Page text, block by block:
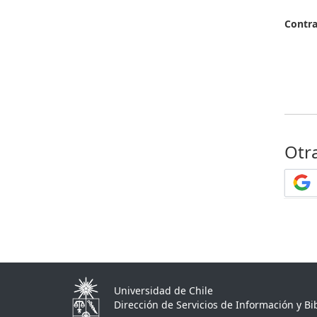
Universidad de Chile
Dirección de Servicios de Información y